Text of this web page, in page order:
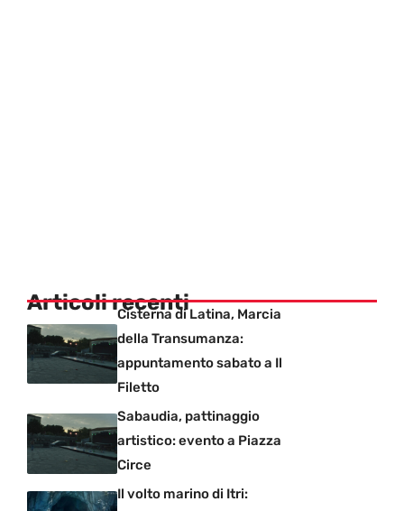
Articoli recentiCisterna di Latina, Marcia
della Transumanza:
appuntamento sabato a Il
Filetto
Sabaudia, pattinaggio
artistico: evento a Piazza
Circe
Il volto marino di Itri: